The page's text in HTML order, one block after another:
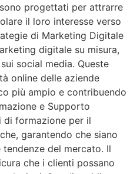
progettati per attrarre
il loro interesse verso
di Marketing Digitale
digitale su misura,
social media. Queste
online delle aziende
più ampio e contribuendo
e Supporto
di formazione per il
garantendo che siano
del mercato. Il
che i clienti possano